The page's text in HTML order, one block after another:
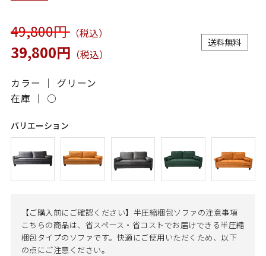
49,800円（税込）
39,800円 （税込）
送料無料
カラー ｜ グリーン
在庫 ｜ ○
バリエーション
【ご購入前にご確認ください】半圧縮梱包ソファの注意事項
こちらの商品は、省スペース・省コストでお届けできる半圧縮
梱包タイプのソファです。快適にご使用いただくため、以下
の点にご注意ください。